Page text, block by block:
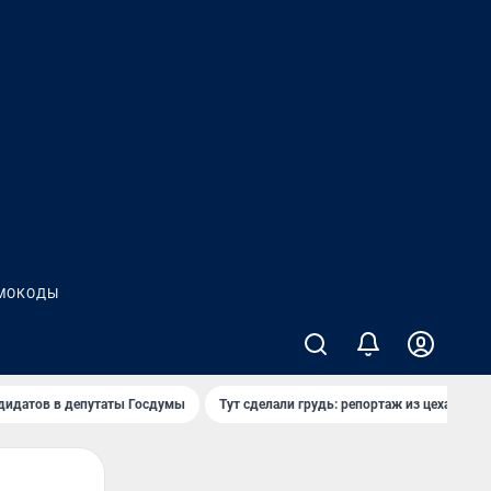
в депутаты Госдумы Тут сделали грудь: репортаж из цеха